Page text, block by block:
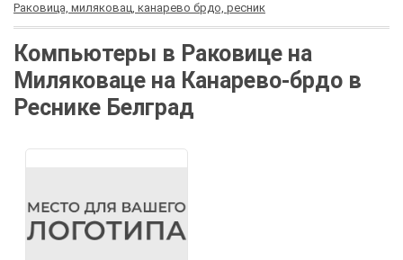
Раковица, миляковац, канарево брдо, ресник
Компьютеры в Раковице на
Миляковаце на Канарево-брдо в
Реснике Белград